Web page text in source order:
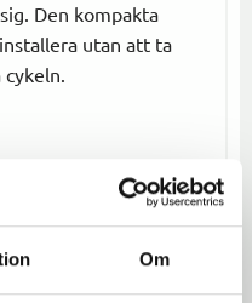
Om
Den kompakta
utan att ta
och säkerhet
vy över trafiken
de flesta cyklar